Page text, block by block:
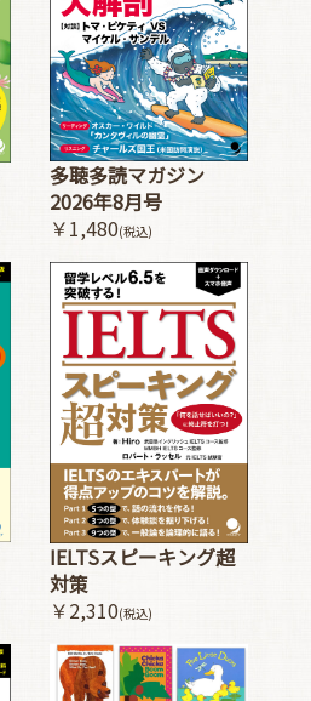
多聴多読マガジン
2026年8月号
￥1,480(税込)
IELTSスピーキング超
対策
￥2,310(税込)